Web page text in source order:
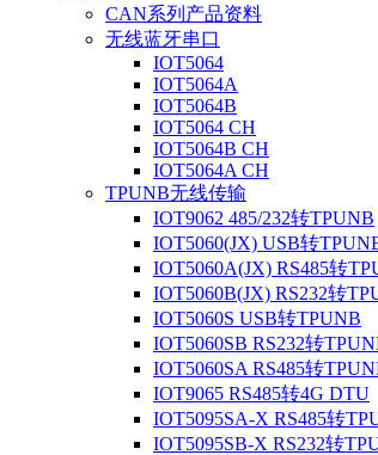
CAN系列产品资料
无线蓝牙串口
IOT5064
IOT5064A
IOT5064B
IOT5064 CH
IOT5064B CH
IOT5064A CH
TPUNB无线传输
IOT9062 485/232转TPUNB
IOT5060(JX) USB转
IOT5060A(JX) RS485转
IOT5060B(JX) RS232转
IOT5060S USB转TPUNB
IOT5060SB RS232转
IOT5060SA RS485转
IOT9065 RS485转4G DTU
IOT5095SA-X RS485转
IOT5095SB-X RS232转